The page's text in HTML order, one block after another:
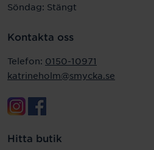
Söndag: Stängt
Kontakta oss
Telefon: 0150-10971
katrineholm@smycka.se
Hitta butik